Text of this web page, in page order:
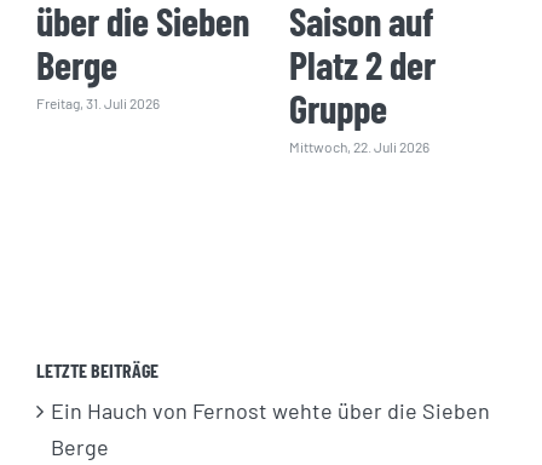
über die Sieben
Berge
Freitag, 31. Juli 2026
Saison auf
Platz 2 der
Gruppe
Mittwoch, 22. Juli 2026
LETZTE BEITRÄGE
Ein Hauch von Fernost wehte über die Sieben
Berge